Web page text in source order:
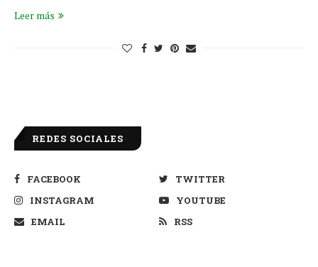
Leer más
REDES SOCIALES
FACEBOOK
TWITTER
INSTAGRAM
YOUTUBE
EMAIL
RSS